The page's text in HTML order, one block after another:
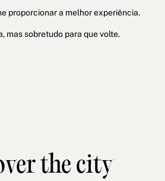
proporcionar a melhor experiência.
mas sobretudo para que volte.
the city